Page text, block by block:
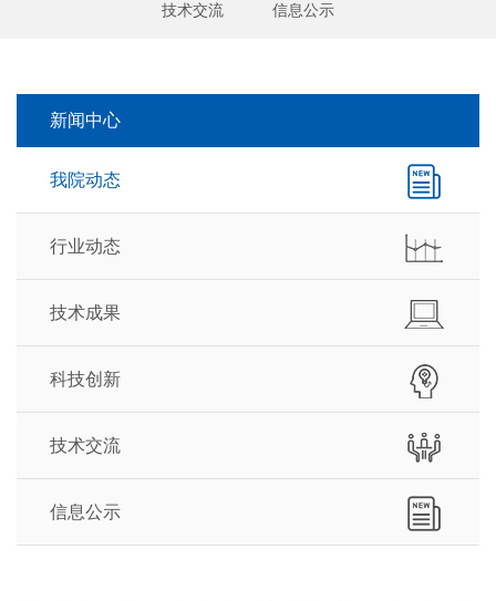
技术交流 信息公示
新闻中心
我院动态
行业动态
技术成果
科技创新
技术交流
信息公示